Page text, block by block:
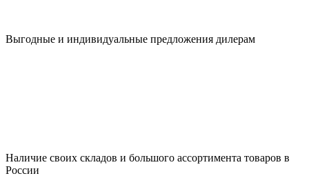
Выгодные и индивидуальные предложения дилерам
Наличие своих складов и большого ассортимента товаров в
России